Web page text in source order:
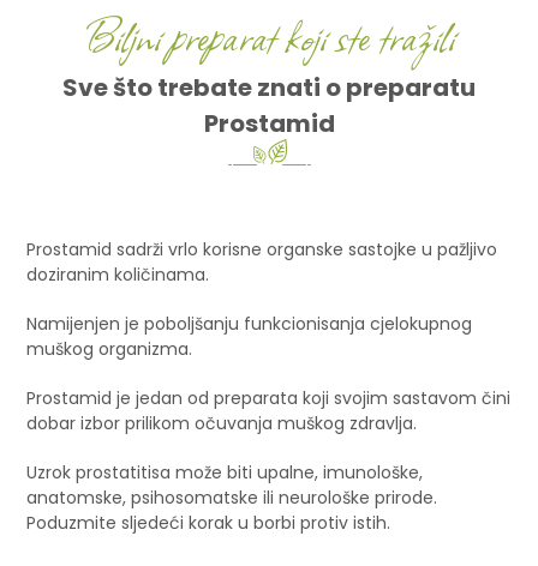
Biljni preparat koji ste tražili
Sve što trebate znati o preparatu
Prostamid
Prostamid sadrži vrlo korisne organske sastojke u pažljivo
doziranim količinama.
Namijenjen je poboljšanju funkcionisanja cjelokupnog
muškog organizma.
Prostamid je jedan od preparata koji svojim sastavom čini
dobar izbor prilikom očuvanja muškog zdravlja.
Uzrok prostatitisa može biti upalne, imunološke,
anatomske, psihosomatske ili neurološke prirode.
Poduzmite sljedeći korak u borbi protiv istih.